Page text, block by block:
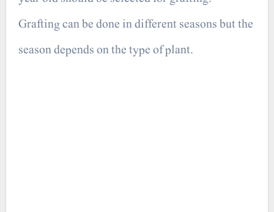
Grafting can be done in different seasons but the
season depends on the type of plant.